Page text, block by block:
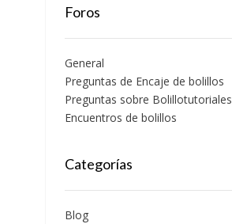
Foros
General
Preguntas de Encaje de bolillos
Preguntas sobre Bolillotutoriales
Encuentros de bolillos
Categorías
Blog